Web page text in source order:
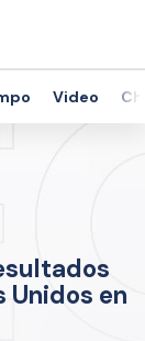
Video
Unidos en